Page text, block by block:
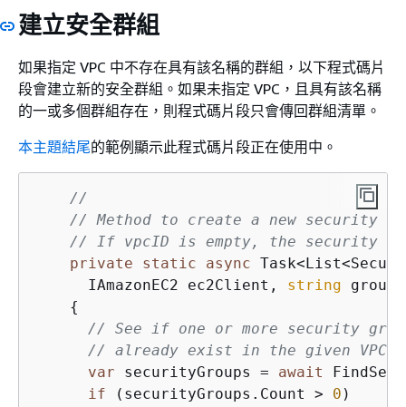
建立安全群組
如果指定 VPC 中不存在具有該名稱的群組，以下程式碼片
段會建立新的安全群組。如果未指定 VPC，且具有該名稱
的一或多個群組存在，則程式碼片段只會傳回群組清單。
本主題結尾的範例顯示此程式碼片段正在使用中。
//
// Method to create a new security
// If vpcID is empty, the security
private
static async
      IAmazonEC2 ec2Client,
string
{
// See if one or more security
// already exist in the given
var securityGroups = await
if (securityGroups.Count > 0 )